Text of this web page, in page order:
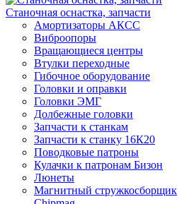
Станочная оснастка, запчасти
Амортизаторы АКСС
Виброопоры
Вращающиеся центры
Втулки переходные
Гибочное оборудование
Головки и оправки
Головки ЭМГ
Долбежные головки
Запчасти к станкам
Запчасти к станку 16К20
Поводковые патроны
Кулачки к патронам Бизон
Люнеты
Магнитный стружкосборщик